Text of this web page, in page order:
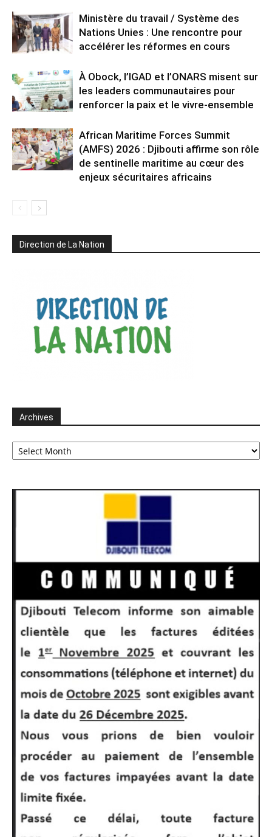
Ministère du travail / Système des
Nations Unies : Une rencontre pour
accélérer les réformes en cours
À Obock, l’IGAD et l’ONARS misent sur
les leaders communautaires pour
renforcer la paix et le vivre-ensemble
African Maritime Forces Summit
(AMFS) 2026 : Djibouti affirme son rôle
de sentinelle maritime au cœur des
enjeux sécuritaires africains
Direction de La Nation
Archives
Archives